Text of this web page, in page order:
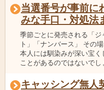
当選番号が事前に
みな手口・対処法
季節ごとに発売される「
ト」「ナンバース」 その
本人には馴染みが深い宝
ことがあるのではないでし
キャッシング無人